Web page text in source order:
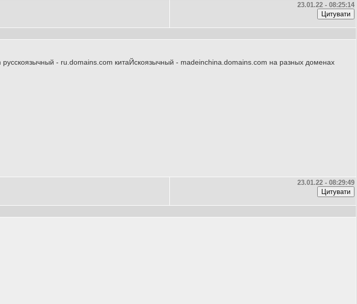
23.01.22 - 08:25:14
- ru.domains.com китаЙскоязычный - madeinchina.domains.com на разных доменах
23.01.22 - 08:29:49